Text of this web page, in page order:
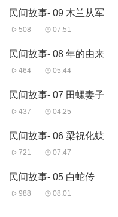
10 包公传说 —— 铁面无私
1 盘古开天地 —— 浩浩宇宙
2 女娲补天 —— 天崩地裂时
3 龙的传说 —— 东方有巨龙
4 三皇五帝(上) —— 探中华
6 大禹治水 —— 沧海横流激
7 精卫填海 —— 世代衔木石
9 王母娘娘 —— 浩淼瑶池畔
10 孙悟空大闹天宫 —— 神
1 画壁 —— 幻象皆由自心生
2 偷桃 —— 偷天奇术叹观止
民间故事- 09 木兰从军
508 07:51
民间故事- 08 年的由来
464 05:44
民间故事- 07 田螺妻子
437 04:25
民间故事- 06 梁祝化蝶
721 07:47
民间故事- 05 白蛇传
988 08:01